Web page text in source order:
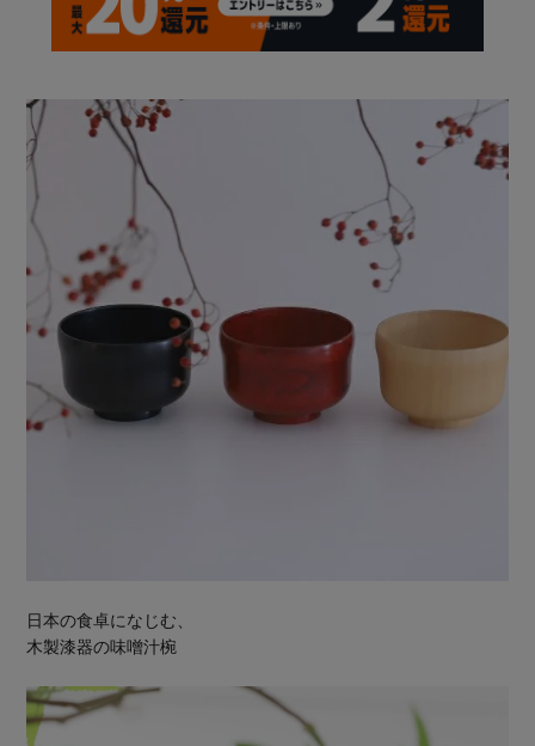
日本の食卓になじむ、
木製漆器の味噌汁椀